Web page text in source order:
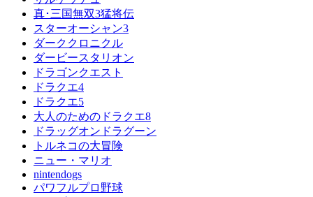
真･三国無双3猛将伝
スターオーシャン3
ダーククロニクル
ダービースタリオン
ドラゴンクエスト
ドラクエ4
ドラクエ5
大人のためのドラクエ8
ドラッグオンドラグーン
トルネコの大冒険
ニュー・マリオ
nintendogs
パワフルプロ野球